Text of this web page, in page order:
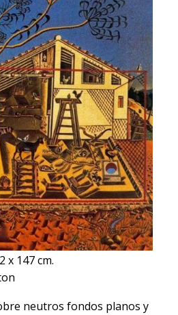
x 147 cm.
neutros fondos planos y